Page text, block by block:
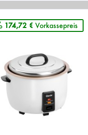
174,72 € Vorkassepreis